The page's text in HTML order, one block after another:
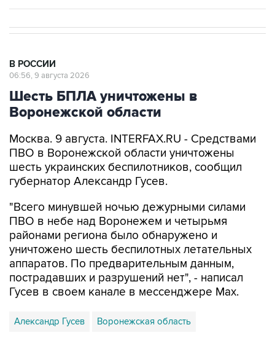
В РОССИИ
06:56, 9 августа 2026
Шесть БПЛА уничтожены в
Воронежской области
Москва. 9 августа. INTERFAX.RU - Средствами
ПВО в Воронежской области уничтожены
шесть украинских беспилотников, сообщил
губернатор Александр Гусев.
"Всего минувшей ночью дежурными силами
ПВО в небе над Воронежем и четырьмя
районами региона было обнаружено и
уничтожено шесть беспилотных летательных
аппаратов. По предварительным данным,
пострадавших и разрушений нет", - написал
Гусев в своем канале в мессенджере Max.
Александр Гусев Воронежская область